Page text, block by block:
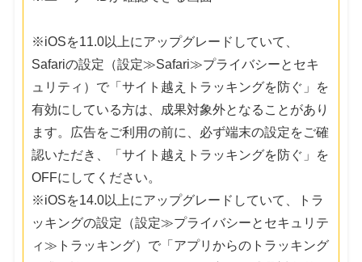
※iOSを11.0以上にアップグレードしていて、
Safariの設定（設定≫Safari≫プライバシーとセキ
ュリティ）で「サイト越えトラッキングを防ぐ」を
有効にしている方は、成果対象外となることがあり
ます。広告をご利用の前に、必ず端末の設定をご確
認いただき、「サイト越えトラッキングを防ぐ」を
OFFにしてください。
※iOSを14.0以上にアップグレードしていて、トラ
ッキングの設定（設定≫プライバシーとセキュリテ
ィ≫トラッキング）で「アプリからのトラッキング